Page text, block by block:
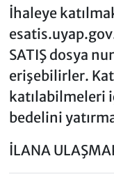
İhaleye
SATIŞ dosya
erişebilirler.
katılabilmeleri
bedelini
İLANA